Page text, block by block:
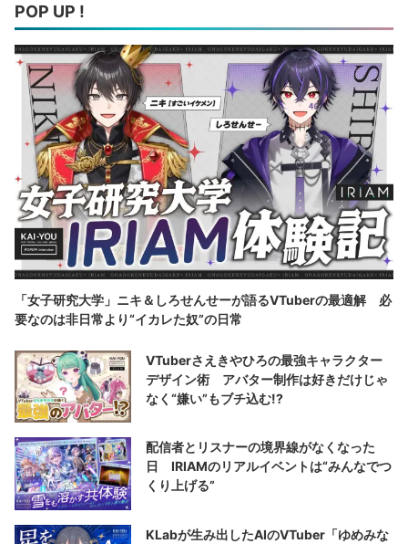
POP UP !
「女子研究大学」ニキ＆しろせんせーが語るVTuberの最適解 必
要なのは非日常より“イカレた奴”の日常
VTuberさえきやひろの最強キャラクター
デザイン術 アバター制作は好きだけじゃ
なく“嫌い”もブチ込む!?
配信者とリスナーの境界線がなくなった
日 IRIAMのリアルイベントは“みんなでつ
くり上げる”
KLabが生み出したAIのVTuber「ゆめみな